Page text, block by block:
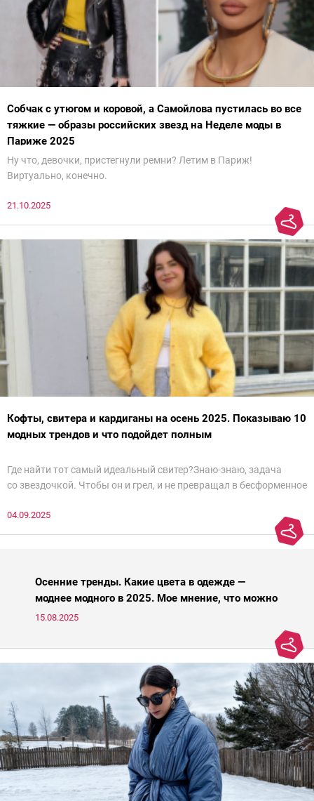
Собчак с утюгом и коровой, а Самойлова пустилась во все
тяжкие — образы российских звезд на Неделе моды в
Париже 2025
Ну что, девочки, пристегнули ремни? Летим в Париж!
Виртуально, конечно.
21.10.2025
Кофты, свитера и кардиганы на осень 2025. Показываю 10
модных трендов и что подойдет полным
Где найти тот самый идеальный свитер?Знаю-знаю, задача
со звездочкой. Чтобы он и грел, и не превращал в бесформенное
паники.
04.09.2025
Осенние тренды. Какие цвета в одежде —
моднее модного в 2025. Мое мнение, что можно
носить, а что нет
15.08.2025